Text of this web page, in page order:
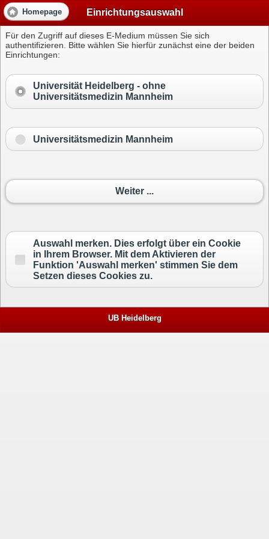
Homepage Einrichtungsauswahl
Für den Zugriff auf dieses E-Medium müssen Sie sich
authentifizieren. Bitte wählen Sie hierfür zunächst eine der beiden
Einrichtungen:
Universität Heidelberg - ohne
Universitätsmedizin Mannheim
Universitätsmedizin Mannheim
Weiter ...
Auswahl merken. Dies erfolgt über ein Cookie
in Ihrem Browser. Mit dem Aktivieren der
Funktion 'Auswahl merken' stimmen Sie dem
Setzen dieses Cookies zu.
UB Heidelberg